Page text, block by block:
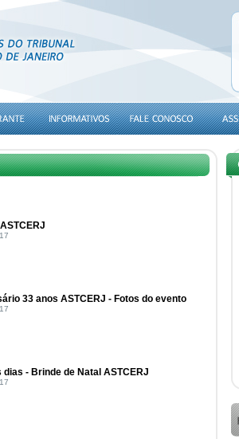
33 anos ASTCERJ - Fotos do evento
dias - Brinde de Natal ASTCERJ